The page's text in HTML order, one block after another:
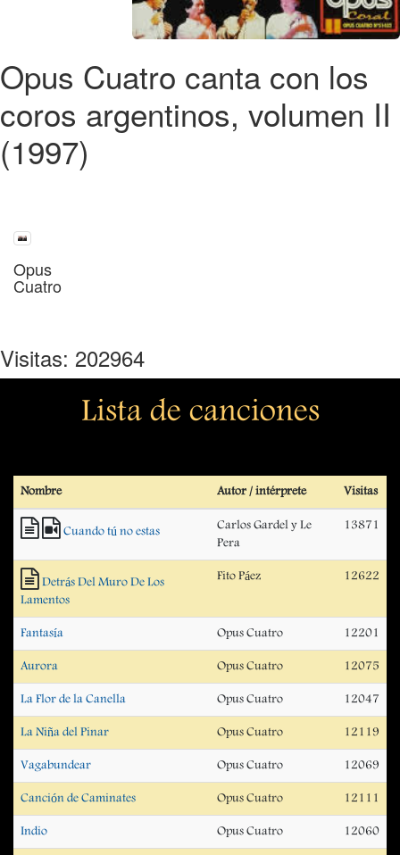
Opus Cuatro canta con los
coros argentinos, volumen II
(1997)
Opus
Cuatro
Visitas: 202964
Lista de canciones
Nombre Autor / intérprete Visitas
Cuando tú no estas
Carlos Gardel y Le
Pera
13871
Detrás Del Muro De Los
Lamentos
Fito Páez 12622
Fantasía Opus Cuatro 12201
Aurora Opus Cuatro 12075
La Flor de la Canella Opus Cuatro 12047
La Niña del Pinar Opus Cuatro 12119
Vagabundear Opus Cuatro 12069
Canción de Caminates Opus Cuatro 12111
Indio Opus Cuatro 12060